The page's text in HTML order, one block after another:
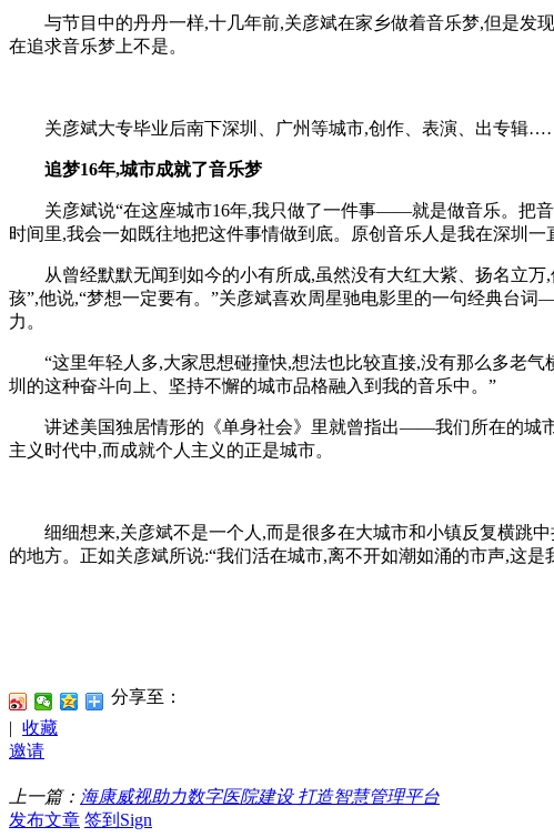
与节目中的丹丹一样,十几年前,关彦斌在家乡做着音乐梦,但是发
在追求音乐梦上不是。
关彦斌大专毕业后南下深圳、广州等城市,创作、表演、出专辑……
追梦16年,城市成就了音乐梦
关彦斌说“在这座城市16年,我只做了一件事——就是做音乐。把音
时间里,我会一如既往地把这件事情做到底。原创音乐人是我在深圳
从曾经默默无闻到如今的小有所成,虽然没有大红大紫、扬名立万,
孩”,他说,“梦想一定要有。”关彦斌喜欢周星驰电影里的一句经典台
力。
“这里年轻人多,大家思想碰撞快,想法也比较直接,没有那么多老气
圳的这种奋斗向上、坚持不懈的城市品格融入到我的音乐中。”
讲述美国独居情形的《单身社会》里就曾指出——我们所在的城市
主义时代中,而成就个人主义的正是城市。
细细想来,关彦斌不是一个人,而是很多在大城市和小镇反复横跳中
的地方。正如关彦斌所说:“我们活在城市,离不开如潮如涌的市声,这是
分享至：
| 收藏
邀请
上一篇： 海康威视助力数字医院建设 打造智慧管理平台
发布文章 签到Sign